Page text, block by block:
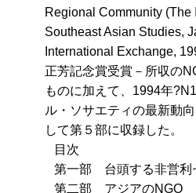
Regional Community (The
Southeast Asian Studies,
International Exchange,
正芳記念賞受賞－所収の
ものに加えて、1994年
ル・ソサエティの最新動
して第５部に収録した。
目次
第一部 台頭する非営利
第二部 アジアのNGO